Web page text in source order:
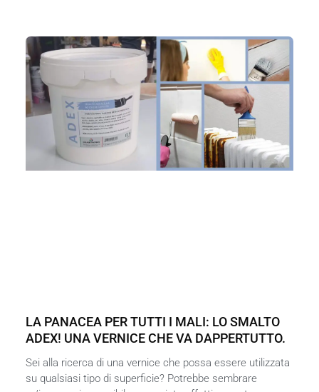
LA PANACEA PER TUTTI I MALI: LO SMALTO
ADEX! UNA VERNICE CHE VA DAPPERTUTTO.
Sei alla ricerca di una vernice che possa essere utilizzata
su qualsiasi tipo di superficie? Potrebbe sembrare